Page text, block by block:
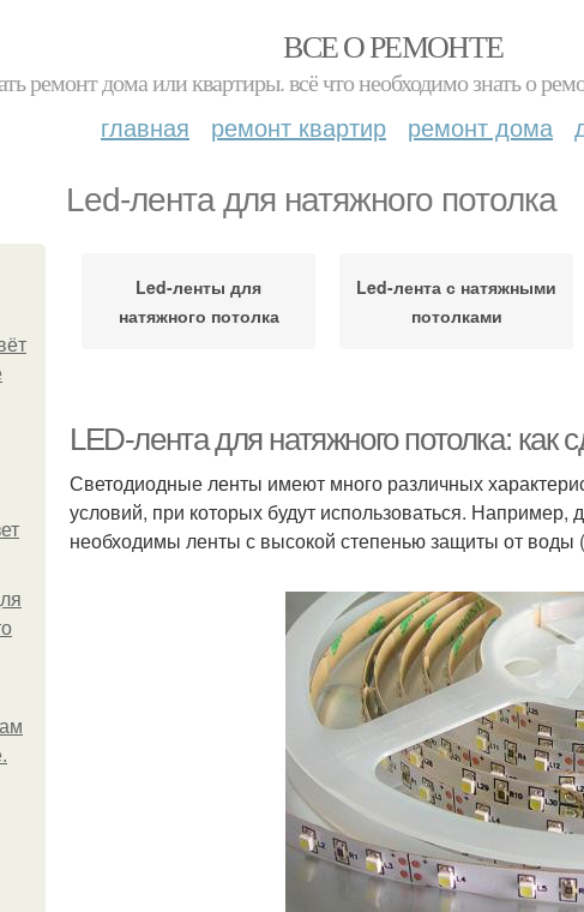
ВСЕ О РЕМОНТЕ
ремонт дома или квартиры. всё что необходимо знать о
главная ремонт квартир ремонт дома
Led-лента для натяжного потолка
Led-ленты для
натяжного потолка
Led-лента с натяжными
потолками
LED-лента для натяжного потолка: как
Светодиодные ленты имеют много различных
условий, при которых будут использоваться.
необходимы ленты с высокой степенью защиты от воды